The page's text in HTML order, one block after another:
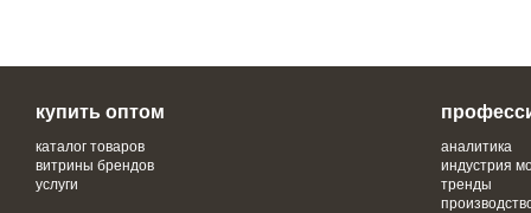
купить оптом
каталог товаров
витрины брендов
услуги
аналитика
индустрия
тренды